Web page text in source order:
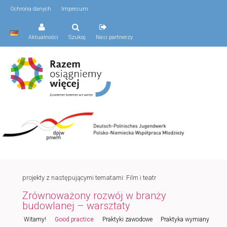
Ochrona danych Impresum
Aktualności Szukaj Nasi partnerzy
Przeskocz
Przeskocz
Witamy! Good practice Praktyki zawodowe Praktyka wymiany
projekty z następującymi tematami: Film i teatr
Zrównoważony rozwój w branży
budowlanej – warsztaty